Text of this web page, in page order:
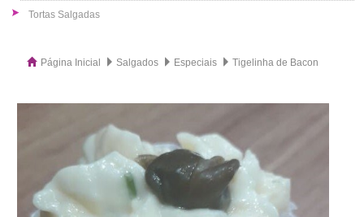
Tortas Salgadas
Página Inicial Salgados Especiais Tigelinha de Bacon